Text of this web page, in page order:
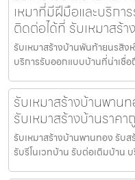
เหมาที่มีฝีมือและบริก
ติดต่อได้ที่ รับเหมาสร้
รับเหมาสร้างบ้านพันท้ายนรสิง
บริการรับออกแบบบ้านที่น่าเชื่
รับเหมาสร้างบ้านพาน
รับเหมาสร้างบ้านราค
รับเหมาสร้างบ้านพานทอง รับส
รับรีโนเวทบ้าน รับต่อเติมบ้าน